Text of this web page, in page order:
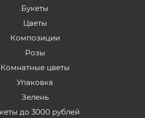
Букеты
Цветы
Композиции
Розы
Комнатные цветы
Упаковка
Зелень
до 3000 рублей